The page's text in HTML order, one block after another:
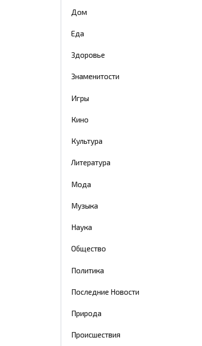
Дом
Еда
Здоровье
Знаменитости
Игры
Кино
Культура
Литература
Мода
Музыка
Наука
Общество
Политика
Последние Новости
Природа
Происшествия